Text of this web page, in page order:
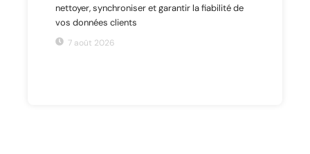
nettoyer, synchroniser et garantir la fiabilité de
vos données clients
7 août 2026